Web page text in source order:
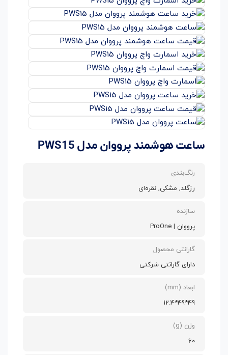
ساعت هوشمند پرووان مدل PWS15
رنگ‌بندی
رزگلد, مشکی, نقره‌ای
سازنده
پرووان | ProOne
گارانتی محصول
دارای گارانتی شرکتی
ابعاد (mm)
49*49*12.4
وزن (g)
60